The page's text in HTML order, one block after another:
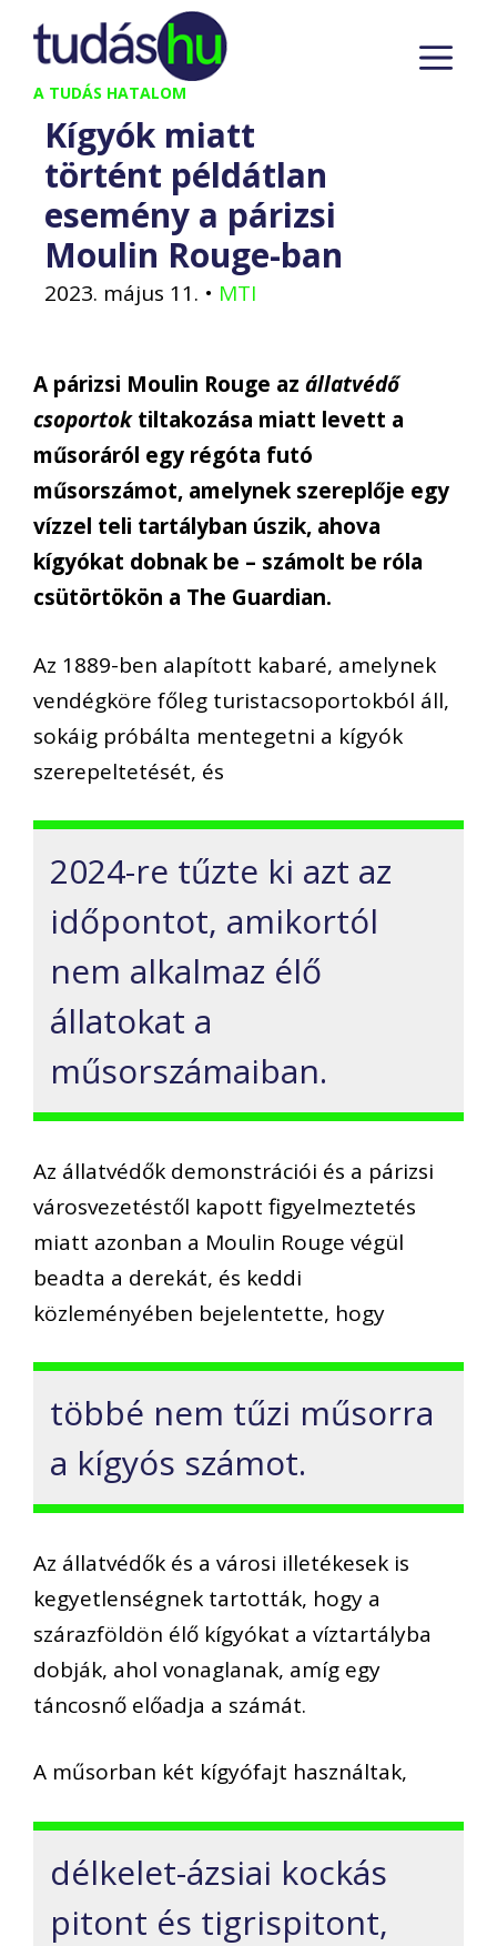
Kilépés
tartalomba
A TUDÁS HATALOM
Kígyók miatt
történt példátlan
esemény a párizsi
Moulin Rouge-ban
2023. május 11. • MTI
A párizsi Moulin Rouge az állatvédő
csoportoktiltakozása miatt levett a
műsoráról egy régóta futó
műsorszámot, amelynek szereplője egy
vízzel teli tartályban úszik, ahova
kígyókat dobnak be – számolt be róla
csütörtökön a The Guardian.
Az 1889-ben alapított kabaré, amelynek
vendégköre főleg turistacsoportokból áll,
sokáig próbálta mentegetni a kígyók
szerepeltetését, és
2024-re tűzte ki azt az
időpontot, amikortól
nem alkalmaz élő
állatokat a
műsorszámaiban.
Az állatvédők demonstrációi és a párizsi
városvezetéstől kapott figyelmeztetés
miatt azonban a Moulin Rouge végül
beadta a derekát, és keddi
közleményében bejelentette, hogy
többé nem tűzi műsorra
a kígyós számot.
Az állatvédők és a városi illetékesek is
kegyetlenségnek tartották, hogy a
szárazföldön élő kígyókat a víztartályba
dobják, ahol vonaglanak, amíg egy
táncosnő előadja a számát.
A műsorban két kígyófajt használtak,
délkelet-ázsiai kockás
pitont és tigrispitont,